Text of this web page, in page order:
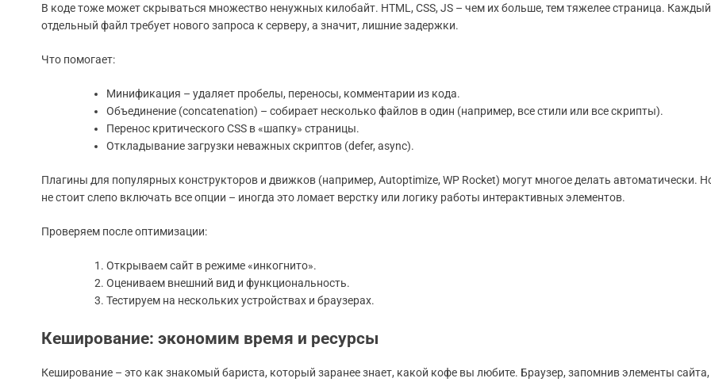
В коде тоже может скрываться множество ненужных килобайт. HTML, CSS, JS – чем их больше, тем тяжелее страница. Каждый
отдельный файл требует нового запроса к серверу, а значит, лишние задержки.
Что помогает:
Минификация – удаляет пробелы, переносы, комментарии из кода.
Объединение (concatenation) – собирает несколько файлов в один (например, все стили или все скрипты).
Перенос критического CSS в «шапку» страницы.
Откладывание загрузки неважных скриптов (defer, async).
Плагины для популярных конструкторов и движков (например, Autoptimize, WP Rocket) могут многое делать автоматически.
не стоит слепо включать все опции – иногда это ломает верстку или логику работы интерактивных элементов.
Проверяем после оптимизации:
Открываем сайт в режиме «инкогнито».
Оцениваем внешний вид и функциональность.
Тестируем на нескольких устройствах и браузерах.
Кеширование: экономим время и ресурсы
Кеширование – это как знакомый бариста, который заранее знает, какой кофе вы любите. Браузер, запомнив элементы сайта,